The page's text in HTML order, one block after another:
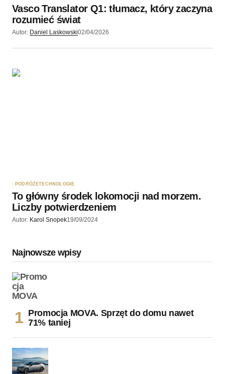
Vasco Translator Q1: tłumacz, który zaczyna
rozumieć świat
Autor: Daniel Laskowski02/04/2026
PODRÓŻETECHNOLOGIE
To główny środek lokomocji nad morzem.
Liczby potwierdzeniem
Autor: Karol Snopek19/09/2024
Najnowsze wpisy
Promocja MOVA. Sprzęt do domu nawet
71% taniej